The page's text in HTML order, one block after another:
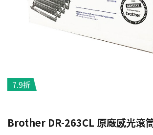
7.9折
Brother DR-263CL 原廠感光滾